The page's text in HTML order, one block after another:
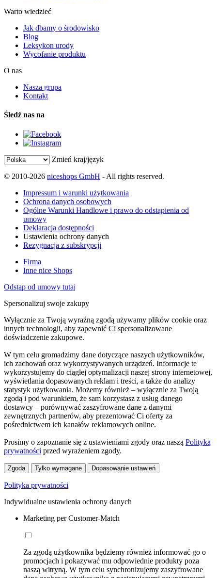
Warto wiedzieć
Jak dbamy o środowisko
Blog
Leksykon urody
Wycofanie produktu
O nas
Nasza grupa
Kontakt
Śledź nas na
Zmień kraj/język
© 2010-2026 niceshops GmbH - All rights reserved.
Impressum i warunki użytkowania
Ochrona danych osobowych
Ogólne Warunki Handlowe i prawo do odstąpienia od
umowy
Deklaracja dostępności
Ustawienia ochrony danych
Rezygnacja z subskrypcji
Firma
Inne nice Shops
Odstąp od umowy tutaj
Spersonalizuj swoje zakupy
Wyłącznie za Twoją wyraźną zgodą używamy plików cookie oraz
innych technologii, aby zapewnić Ci spersonalizowane
doświadczenie zakupowe.
W tym celu gromadzimy dane dotyczące naszych użytkowników,
ich zachowań oraz wykorzystywanych urządzeń. Informacje te
wykorzystujemy do ciągłej optymalizacji naszej strony internetowej,
wyświetlania dopasowanych reklam i treści, a także do analizy
statystyk użytkowania. Możemy również – wyłącznie za Twoją
zgodą i pod warunkiem, że sam korzystasz z usług danego
dostawcy – porównywać zaszyfrowane dane z danymi
zewnętrznych partnerów, aby prezentować Ci oferty za
pośrednictwem ich kanałów reklamowych online.
Prosimy o zapoznanie się z ustawieniami zgody oraz naszą Polityką
prywatności przed wyrażeniem zgody.
Zgoda Tylko wymagane Dopasowanie ustawień
Polityka prywatności
Indywidualne ustawienia ochrony danych
Marketing per Customer-Match
Za zgodą użytkownika będziemy również informować go o
promocjach i pokazywać mu odpowiednie produkty poza
naszą witryną. W tym celu synchronizujemy zaszyfrowane